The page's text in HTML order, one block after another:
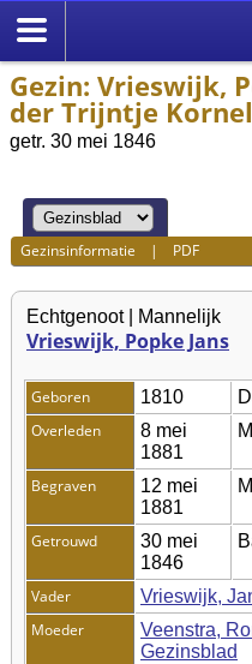
Gezin: Vrieswijk,
der Trijntje
getr. 30 mei 1846
Gezinsinformatie | PDF
Echtgenoot | Mannelijk
Vrieswijk, Popke Jans
Geboren 1810
Overleden
8 mei
1881
Begraven
12 mei
1881
Getrouwd
30 mei
1846
Vader Vrieswijk,
Moeder
Veenstra,
Gezinsblad